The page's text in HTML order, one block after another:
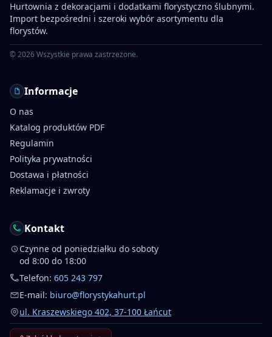
Hurtownia z dekoracjami i dodatkami florystyczno ślubnymi.
Import bezpośredni i szeroki wybór asortymentu dla
florystów.
©2026Wszystkie prawa zastrzeżone.
Informacje
O nas
Katalog produktów PDF
Regulamin
Polityka prywatności
Dostawa i płatności
Reklamacje i zwroty
Kontakt
Czynne od poniedziałku do soboty
od 8:00 do 18:00
Telefon: 605 243 797
E-mail: biuro@florystykahurt.pl
ul. Kraszewskiego 402, 37-100 Łańcut